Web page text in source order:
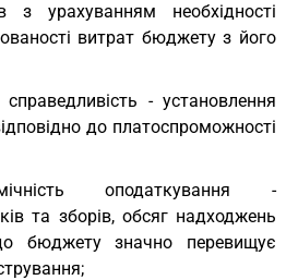
з урахуванням необхідності
витрат бюджету з його
- установлення
до платоспроможності
оподаткування -
та зборів, обсяг надходжень
бюджету значно перевищує